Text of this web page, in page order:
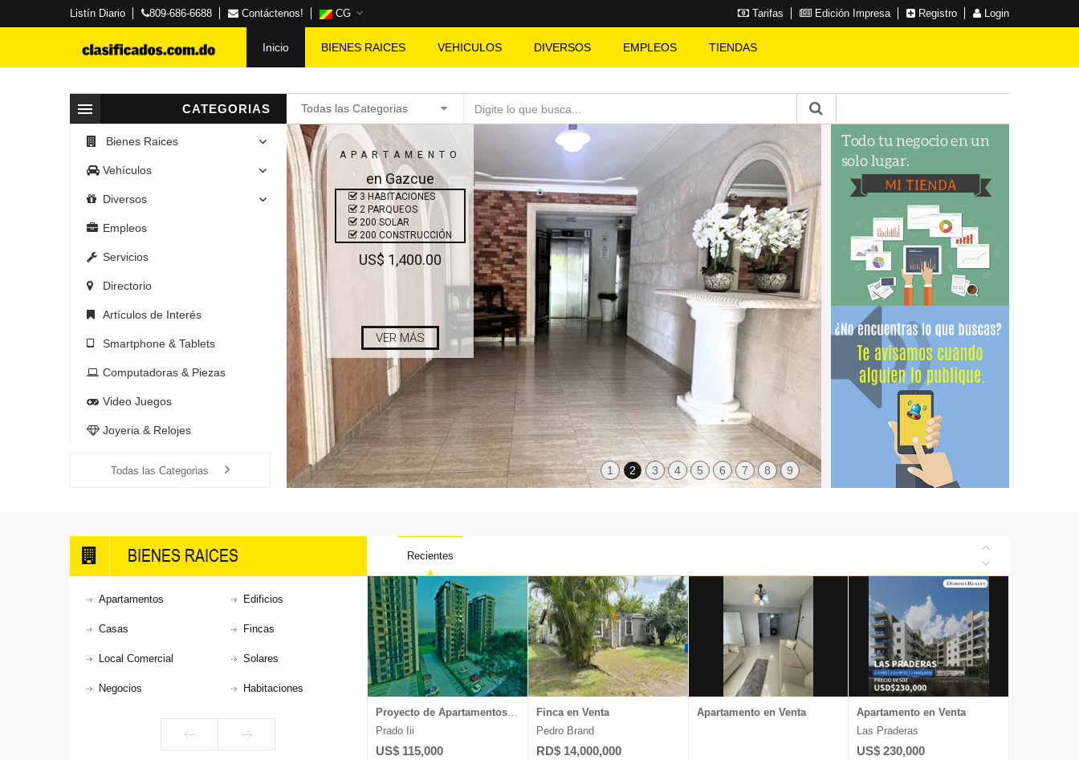
Listín Diario 809-686-6688 Contáctenos! CG Tarifas Edición Impresa Registro Login
Inicio BIENES RAICES VEHICULOS DIVERSOS EMPLEOS TIENDAS
CATEGORIAS Todas las Categorias
Bienes Raices
Vehículos
Diversos
Empleos
Servicios
Directorio
Artículos de Interés
Smartphone & Tablets
Computadoras & Piezas
Video Juegos
Joyeria & Relojes
Todas las Categorias
APARTAMENTO
en Gazcue
3 HABITACIONES
2 PARQUEOS
200 SOLAR
200 CONSTRUCCIÓN
US$ 1,400.00
VER MÁS
en La Luisa Blanca
2 BAÑOS
10 PARQUEOS
9999 SOLAR
800 CONSTRUCCIÓN
RD$ 24,500,000.00
VER MÁS
1 2 3 4 5 6 7 8 9
BIENES RAICES Recientes
Apartamentos
Casas
Local Comercial
Negocios
Edificios
Fincas
Solares
Habitaciones
Local oficina
Nave Industrial
Penthouse
Proyectos
Proyecto de Apartamentos en Venta
Prado Iii
US$ 115,000
Finca en Venta
Pedro Brand
RD$ 14,000,000
Apartamento en Venta
Apartamento en Venta
Las Praderas
US$ 230,000